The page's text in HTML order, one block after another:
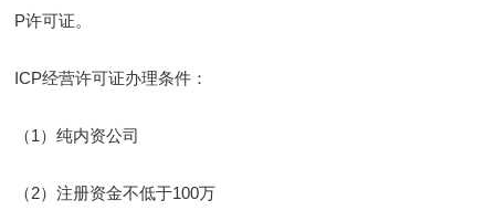
P许可证。
ICP经营许可证办理条件：
（1）纯内资公司
（2）注册资金不低于100万